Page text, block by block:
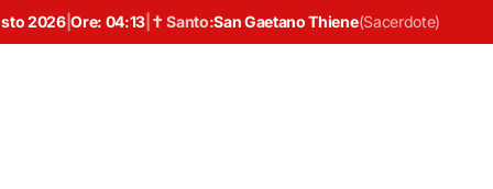
2026|Ore: 04:13 ✝ Santo:San Gaetano Thiene(Sacerdote)